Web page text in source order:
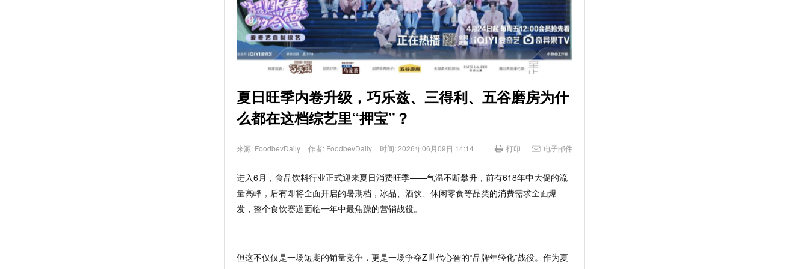
« 从好喝到有用，常温酸奶探索全新增长路径
« 益禾堂携手Miu Miu设计师，以一杯“高定秋奶”重新定义秋天仪式感
夏日旺季内卷升级，巧乐兹、三得利、五谷磨房为什
么都在这档综艺里“押宝”？
来源: FoodbevDaily 作者: FoodbevDaily 时间:2026年06月09日 14:14 打印 电子邮件
进入6月，食品饮料行业正式迎来夏日消费旺季——气温不断攀升， 前有618年中大促的流
量高峰，后有即将全面开启的暑期档 ， 冰品、酒饮、休闲零食等品类的消费需求全面爆
发，整个食饮赛道面临一年中最焦躁的营销战役。
但这不仅仅是一场短期的销量竞争，更是一场争夺Z世代心智的“品牌年轻化”战役。 作为夏